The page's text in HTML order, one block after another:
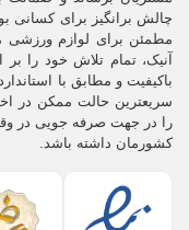
چالش برانگیز برای کسانی
مطمئن برای لوازم ورزشی
آنیک، تمام تلاش خود را
باکیفیت و مطابق با
سریعترین حالت ممکن در
را در جهت صرفه جویی در
کشورمان داشته باشد.